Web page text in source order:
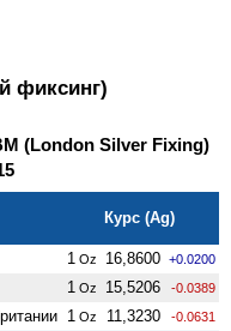
фиксинг)
(London Silver Fixing)
Курс (Ag)
1 Oz 16,8600 +0.0200
1 Oz 15,5206 -0.0389
1 Oz 11,3230 -0.0631